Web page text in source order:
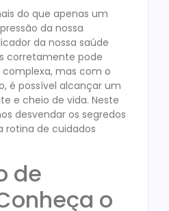
do que apenas um
da nossa
da nossa saúde
corretamente pode
mas com o
é possível alcançar um
e cheio de vida. Neste
desvendar os segredos
rotina de cuidados
de
o